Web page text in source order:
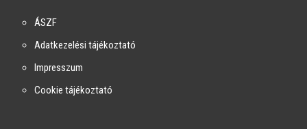
ÁSZF
Adatkezelési tájékoztató
Impresszum
Cookie tájékoztató